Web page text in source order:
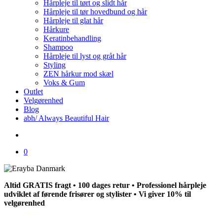
Hårpleje til tørt og slidt hår
Hårpleje til tør hovedbund og hår
Hårpleje til glat hår
Hårkure
Keratinbehandling
Shampoo
Hårpleje til lyst og gråt hår
Styling
ZEN hårkur mod skæl
Voks & Gum
Outlet
Velgørenhed
Blog
abh/ Always Beautiful Hair
0
Altid GRATIS fragt • 100 dages retur • Professionel hårpleje
udviklet af førende frisører og stylister • Vi giver 10% til
velgørenhed